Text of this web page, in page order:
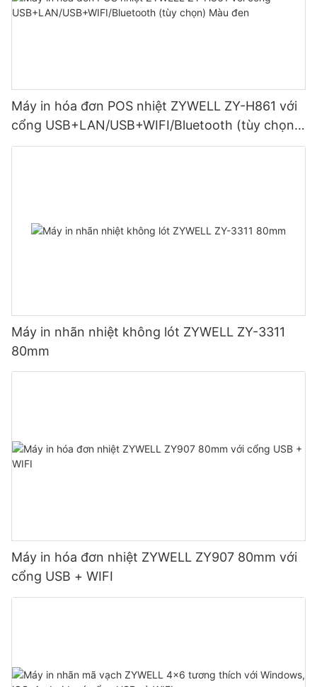
Máy in hóa đơn POS nhiệt ZYWELL ZY-H861 với
cổng USB+LAN/USB+WIFI/Bluetooth (tùy chọn)
Màu đen
Máy in nhãn nhiệt không lót ZYWELL ZY-3311
80mm
Máy in hóa đơn nhiệt ZYWELL ZY907 80mm với
cổng USB + WIFI